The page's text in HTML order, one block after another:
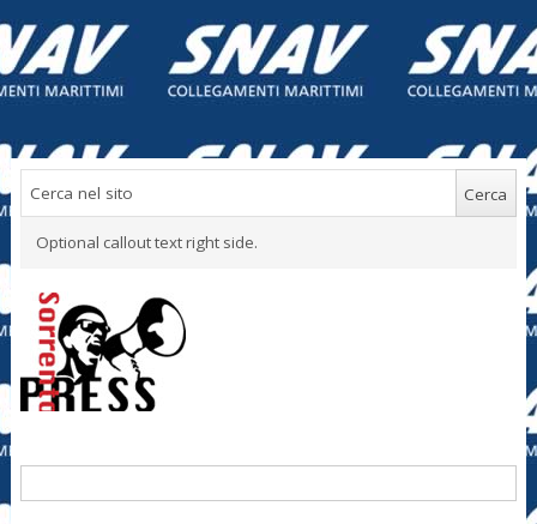
Optional callout text right side.